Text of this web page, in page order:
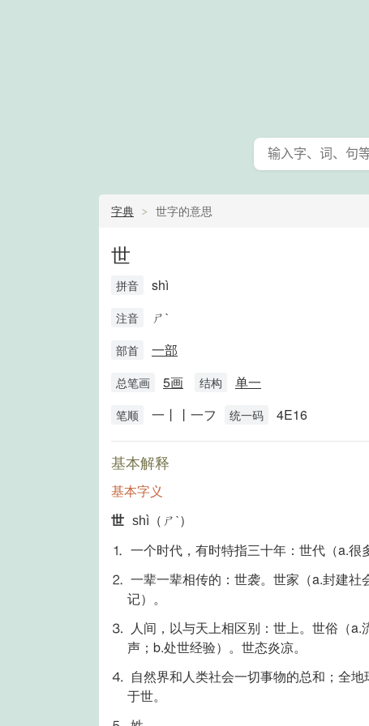
字典 世字的意思
世
拼音 shì
注音 ㄕˋ
部首 一部
总笔画 5画 结构 单一
笔顺 一丨丨一フ 统一码 4E16
基本解释
基本字义
世 shì（ㄕˋ）
⒈ 一个时代，有时特指三十年：世代（a.很
⒉ 一辈一辈相传的：世袭。世家（a.封建社
记）。
⒊ 人间，以与天上相区别：世上。世俗（a.
声；b.处世经验）。世态炎凉。
⒋ 自然界和人类社会一切事物的总和；全地
于世。